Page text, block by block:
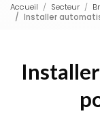
Accueil Secteur
Installer